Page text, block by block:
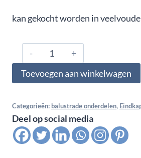
kan gekocht worden in
304.486.0125,
Eindkappen
Quick-
vlak,
M8,
voor
Toevoegen aan winkelwagen
Categorieën: balustrade onderdelen,
Deel op social media